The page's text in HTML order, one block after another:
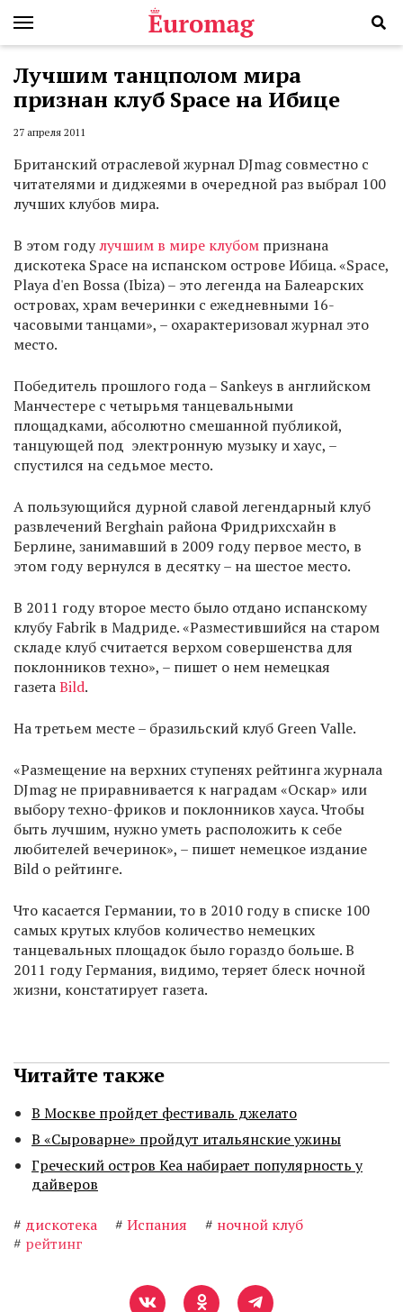
Лучшим танцполом мира
признан клуб Space на Ибице
27 апреля 2011
Британский отраслевой журнал DJmag совместно с
читателями и диджеями в очередной раз выбрал 100
лучших клубов мира.
В этом годулучшим в мире клубом признана
дискотека Space на испанском острове Ибица. «Space,
Playa d'en Bossa (Ibiza) – это легенда на Балеарских
островах, храм вечеринки с ежедневными 16-
часовыми танцами», – охарактеризовал журнал это
место.
Победитель прошлого года – Sankeys в английском
Манчестере с четырьмя танцевальными
площадками, абсолютно смешанной публикой,
танцующей под электронную музыку и хаус, –
спустился на седьмое место.
А пользующийся дурной славой легендарный клуб
развлечений Berghain района Фридрихсхайн в
Берлине, занимавший в 2009 году первое место, в
этом году вернулся в десятку – на шестое место.
В 2011 году второе место было отдано испанскому
клубу Fabrik в Мадриде. «Разместившийся на старом
складе клуб считается верхом совершенства для
поклонников техно», – пишет о нем немецкая
газетаBild.
На третьем месте – бразильский клуб Green Valle.
«Размещение на верхних ступенях рейтинга журнала
DJmag не приравнивается к наградам «Оскар» или
выбору техно-фриков и поклонников хауса. Чтобы
быть лучшим, нужно уметь расположить к себе
любителей вечеринок», – пишет немецкое издание
Bild о рейтинге.
Что касается Германии, то в 2010 году в списке 100
самых крутых клубов количество немецких
танцевальных площадок было гораздо больше. В
2011 году Германия, видимо, теряет блеск ночной
жизни, констатирует газета.
Читайте также
В Москве пройдет фестиваль джелато
В «Сыроварне» пройдут итальянские ужины
Греческий остров Кеа набирает популярность у
дайверов
# дискотека # Испания # ночной клуб
# рейтинг